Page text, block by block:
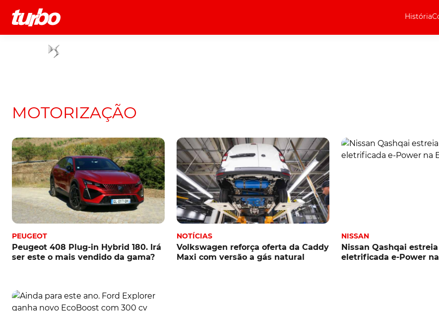
História
MOTORIZAÇÃO
PEUGEOT
Peugeot 408 Plug-in Hybrid 180. Irá
ser este o mais vendido da gama?
NOTÍCIAS
Volkswagen reforça oferta da Caddy
Maxi com versão a gás natural
NISSAN
Nissan Qashqai
eletrificada e-Power